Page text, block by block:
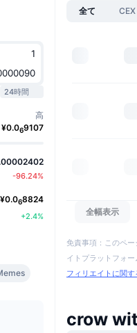
24時間
高
¥0.069107
-96.24%
¥0.068824
+2.4%
全て CEX
全幅表示
免責事項：このペ
イトプラットフォ
フィリエイトに関
crow